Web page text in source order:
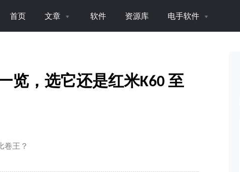
首页 文章 软件 资源库 电手软件
览，选它还是红米K60 至
卷王？